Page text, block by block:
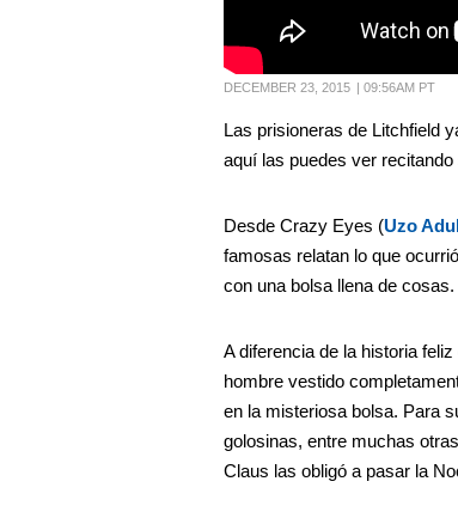
DECEMBER 23, 2015 | 09:56AM PT
Las prisioneras de Litchfield
aquí las puedes ver
Desde Crazy Eyes (Uzo
famosas relatan lo que
con una bolsa llena de cosas.
A diferencia de la historia
hombre vestido
en la misteriosa bolsa. Para
golosinas, entre muchas
Claus las obligó a pasar la